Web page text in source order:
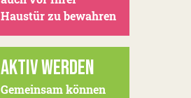
Haustür zu bewahren
AKTIV WERDEN
Gemeinsam können